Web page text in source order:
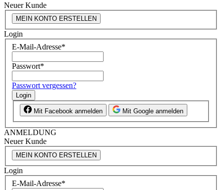
Neuer Kunde
MEIN KONTO ERSTELLEN
Login
E-Mail-Adresse*
Passwort*
Passwort vergessen?
Login
Mit Facebook anmelden Mit Google anmelden
ANMELDUNG
Neuer Kunde
MEIN KONTO ERSTELLEN
Login
E-Mail-Adresse*